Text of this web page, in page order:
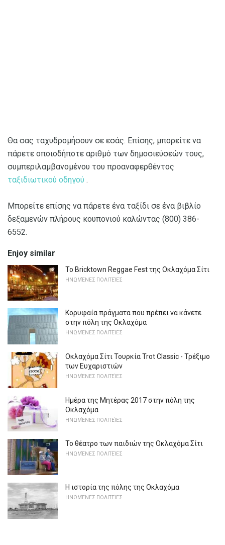
Θα σας ταχυδρομήσουν σε εσάς. Επίσης, μπορείτε να
πάρετε οποιοδήποτε αριθμό των δημοσιεύσεών τους,
συμπεριλαμβανομένου του προαναφερθέντος
ταξιδιωτικού οδηγού .
Μπορείτε επίσης να πάρετε ένα ταξίδι σε ένα βιβλίο
δεξαμενών πλήρους κουπονιού καλώντας (800) 386-
6552.
Enjoy similar
Το Bricktown Reggae Fest της Οκλαχόμα Σίτι
ΗΝΩΜΈΝΕΣ ΠΟΛΙΤΕΊΕΣ
Κορυφαία πράγματα που πρέπει να κάνετε
στην πόλη της Οκλαχόμα
ΗΝΩΜΈΝΕΣ ΠΟΛΙΤΕΊΕΣ
Οκλαχόμα Σίτι Τουρκία Trot Classic - Τρέξιμο
των Ευχαριστιών
ΗΝΩΜΈΝΕΣ ΠΟΛΙΤΕΊΕΣ
Ημέρα της Μητέρας 2017 στην πόλη της
Οκλαχόμα
ΗΝΩΜΈΝΕΣ ΠΟΛΙΤΕΊΕΣ
Το θέατρο των παιδιών της Οκλαχόμα Σίτι
ΗΝΩΜΈΝΕΣ ΠΟΛΙΤΕΊΕΣ
Η ιστορία της πόλης της Οκλαχόμα
ΗΝΩΜΈΝΕΣ ΠΟΛΙΤΕΊΕΣ